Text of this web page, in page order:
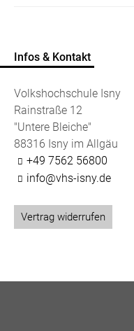
Infos & Kontakt
Volkshochschule Isny
Rainstraße 12
"Untere Bleiche"
88316 Isny im Allgäu
+49 7562 56800
info@vhs-isny.de
Vertrag widerrufen